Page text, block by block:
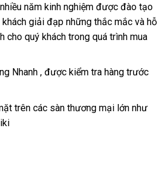
năm kinh nghiệm được đào tạo
giải đạp những thắc mắc và hỗ
cho quý khách trong quá trình mua
Nhanh , được kiểm tra hàng trước
trên các sàn thương mại lớn như